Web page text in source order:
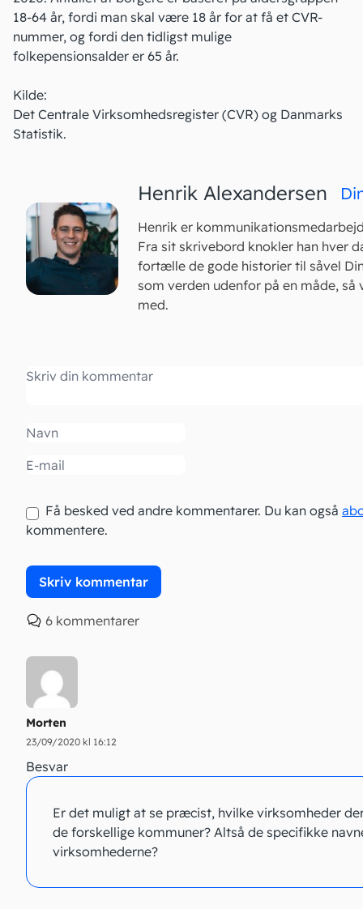
18-64 år, fordi man skal være 18 år for at få et CVR-
nummer, og fordi den tidligst mulige
folkepensionsalder er 65 år.
Kilde:
Det Centrale Virksomhedsregister (CVR) og Danmarks
Statistik.
Henrik Alexandersen
Henrik er
Fra sit skrivebord knokler han hver
fortælle de gode historier til såvel
som verden udenfor på en måde, så
med.
Kommentar
Navn
Email
Få besked ved andre kommentarer. Du kan også
kommentere.
6 kommentarer
Morten
23/09/2020 kl 16:12
Besvar
Er det muligt at se præcist, hvilke virksomheder
de forskellige kommuner? Altså de specifikke
virksomhederne?